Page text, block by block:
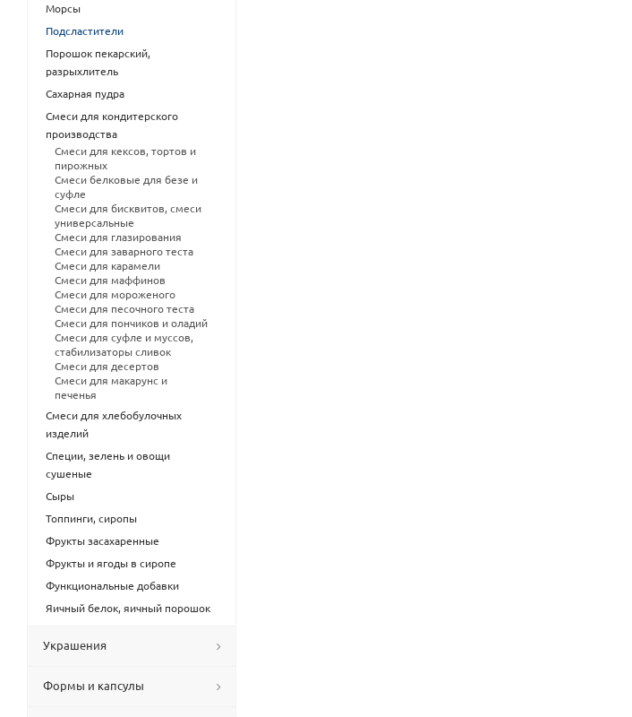
Морсы
Подсластители
Порошок пекарский,
разрыхлитель
Сахарная пудра
Смеси для кондитерского
производства
Смеси для кексов, тортов и
пирожных
Смеси белковые для безе и
суфле
Смеси для бисквитов, смеси
универсальные
Смеси для глазирования
Смеси для заварного теста
Смеси для карамели
Смеси для маффинов
Смеси для мороженого
Смеси для песочного теста
Смеси для пончиков и оладий
Смеси для суфле и муссов,
стабилизаторы сливок
Смеси для десертов
Смеси для макарунс и
печенья
Смеси для хлебобулочных
изделий
Специи, зелень и овощи
сушеные
Сыры
Топпинги, сиропы
Фрукты засахаренные
Фрукты и ягоды в сиропе
Функциональные добавки
Яичный белок, яичный порошок
Украшения
Формы и капсулы